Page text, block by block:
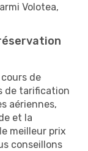
Volotea,
de
de tarification
aériennes,
et la
meilleur prix
conseillons